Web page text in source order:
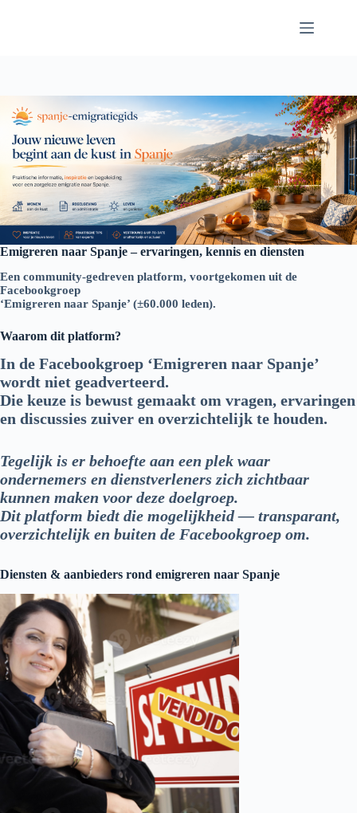
Emigreren naar Spanje – ervaringen, kennis en diensten
Een community‑gedreven platform, voortgekomen uit de
Facebookgroep
‘Emigreren naar Spanje’ (±60.000 leden).
Waarom dit platform?
In de Facebookgroep ‘Emigreren naar Spanje’
wordt niet geadverteerd.
Die keuze is bewust gemaakt om vragen, ervaringen
en discussies zuiver en overzichtelijk te houden.
Tegelijk is er behoefte aan een plek waar
ondernemers en dienstverleners zich zichtbaar
kunnen maken voor deze doelgroep.
Dit platform biedt die mogelijkheid — transparant,
overzichtelijk en buiten de Facebookgroep om.
Diensten & aanbieders rond emigreren naar Spanje